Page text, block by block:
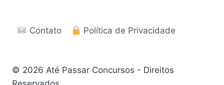
Contato Política de Privacidade
© 2026 Até Passar Concursos - Direitos